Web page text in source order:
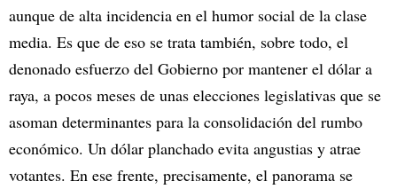
aunque de alta incidencia en el humor social de la clase
media. Es que de eso se trata también, sobre todo, el
denonado esfuerzo del Gobierno por mantener el dólar a
raya, a pocos meses de unas elecciones legislativas que se
asoman determinantes para la consolidación del rumbo
económico. Un dólar planchado evita angustias y atrae
votantes. En ese frente, precisamente, el panorama se